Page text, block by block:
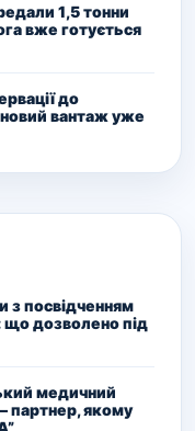
1,5 тонни
вже готується
до
вантаж уже
з посвідченням
що дозволено під
медичний
партнер, якому